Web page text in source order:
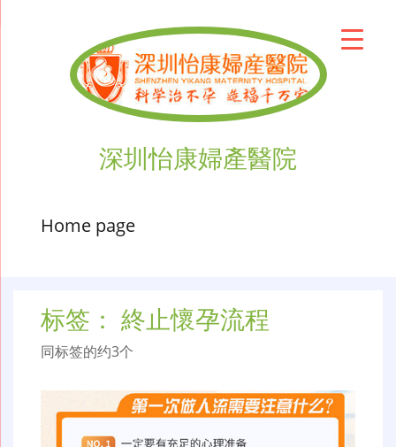
深圳怡康婦產醫院
Home page
标签： 終止懷孕流程
同标签的约3个